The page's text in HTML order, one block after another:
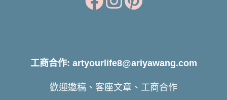
工商合作: artyourlife8@ariyawang.com
歡迎邀稿、客座文章、工商合作